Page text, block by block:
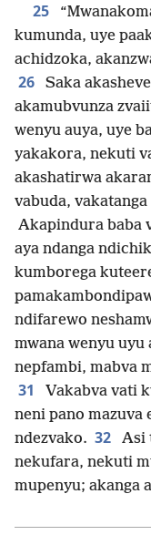
25
kumunda, uye
achidzoka,
26
Saka
akamubvunza
wenyu auya, uye
yakakora, nekuti
akashatirwa
vabuda,
Akapindura baba
aya ndanga
kumborega
ndifarewo
mwana wenyu uyu
nepfambi, mabva
31
Vakabva vati
neni pano mazuva
ndezvako. 32
Asi
nekufara, nekuti
mupenyu; akanga